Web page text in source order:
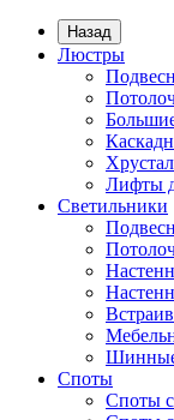
Назад
Люстры
Лифты
Светильники
Шинные
Споты
Споты